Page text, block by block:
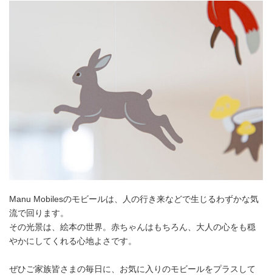
Manu Mobilesのモビールは、人の行き来などで生じるわずかな気
流で回ります。
その光景は、絵本の世界。赤ちゃんはもちろん、大人の心をも穏
やかにしてくれる心地よさです。
ぜひご家族皆さまの毎日に、お気に入りのモビールをプラスして